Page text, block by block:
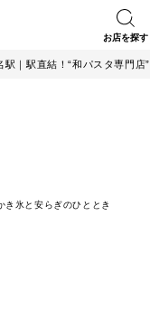
駅｜駅直結！“和パスタ専門